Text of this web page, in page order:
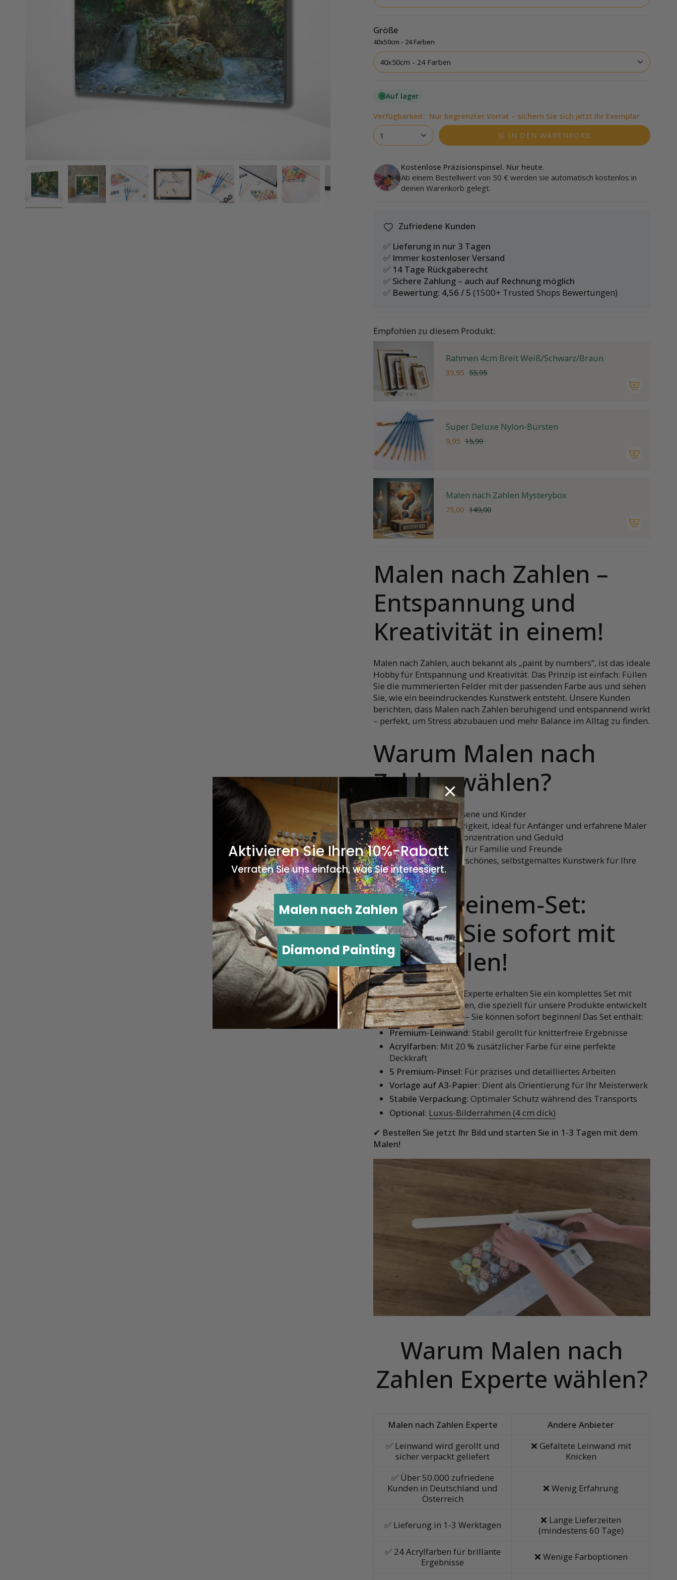
Größe
40x50cm - 24 Farben
40x50cm - 24 Farben
Auf lager
Verfügbarkeit: Nur begrenzter Vorrat – sichern Sie sich jetzt Ihr Exemplar
1
🛒 IN DEN WARENKORB
Kostenlose Präzisionspinsel. Nur heute.
Ab einem Bestellwert von 50 € werden sie automatisch kostenlos in
deinen Warenkorb gelegt.
Zufriedene Kunden
✅ Lieferung in nur 3 Tagen
✅ Immer kostenloser Versand
✅ 14 Tage Rückgaberecht
✅ Sichere Zahlung – auch auf Rechnung möglich
✅ Bewertung: 4,56 / 5 (1500+ Trusted Shops Bewertungen)
Empfohlen zu diesem Produkt:
Rahmen 4cm Breit Weiß/Schwarz/Braun
39,95 55,95
Super Deluxe Nylon-Bürsten
9,95 15,99
Malen nach Zahlen Mysterybox
75,00 149,00
Malen nach Zahlen –
Entspannung und
Kreativität in einem!
Malen nach Zahlen, auch bekannt als „paint by numbers“, ist das ideale
Hobby für Entspannung und Kreativität. Das Prinzip ist einfach: Füllen
Sie die nummerierten Felder mit der passenden Farbe aus und sehen
Sie, wie ein beeindruckendes Kunstwerk entsteht. Unsere Kunden
berichten, dass Malen nach Zahlen beruhigend und entspannend wirkt
– perfekt, um Stress abzubauen und mehr Balance im Alltag zu finden.
Warum Malen nach
Zahlen wählen?
✔ Geeignet für Erwachsene und Kinder
✔ Mittelstufige Schwierigkeit, ideal für Anfänger und erfahrene Maler
✔ Fördert Kreativität, Konzentration und Geduld
✔ Perfekt als Geschenk für Familie und Freunde
✔ Ergebnis: Ein wunderschönes, selbstgemaltes Kunstwerk für Ihre
Wand
Alles-in-einem-Set:
Starten Sie sofort mit
dem Malen!
Bei Malen nach Zahlen Experte erhalten Sie ein komplettes Set mit
hochwertigen Materialien, die speziell für unsere Produkte entwickelt
wurden. Kein Aufwand – Sie können sofort beginnen! Das Set enthält:
Premium-Leinwand: Stabil gerollt für knitterfreie Ergebnisse
Acrylfarben: Mit 20 % zusätzlicher Farbe für eine perfekte
Deckkraft
5 Premium-Pinsel: Für präzises und detailliertes Arbeiten
Vorlage auf A3-Papier: Dient als Orientierung für Ihr Meisterwerk
Stabile Verpackung: Optimaler Schutz während des Transports
Optional: Luxus-Bilderrahmen (4 cm dick)
✔ Bestellen Sie jetzt Ihr Bild und starten Sie in 1-3 Tagen mit dem
Malen!
Warum Malen nach
Zahlen Experte wählen?
Malen nach Zahlen Experte
Andere Anbieter
✅ Leinwand wird gerollt und
sicher verpackt geliefert
❌ Gefaltete Leinwand mit
Knicken
✅ Über 50.000 zufriedene
Kunden in Deutschland und
Österreich
❌ Wenig Erfahrung
✅ Lieferung in 1-3 Werktagen
❌ Lange Lieferzeiten
(mindestens 60 Tage)
✅ 24 Acrylfarben für brillante
Ergebnisse
❌ Wenige Farboptionen
Aktivieren Sie Ihren 10%-Rabatt
Verraten Sie uns einfach, was Sie interessiert.
Malen nach Zahlen
Diamond Painting